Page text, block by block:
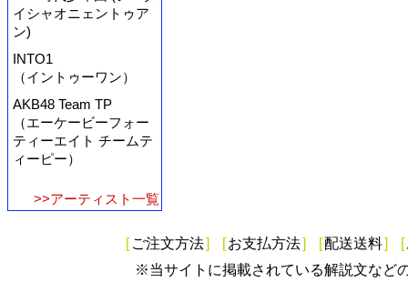
イシャオニェントゥア
ン)
INTO1
（イントゥーワン）
AKB48 Team TP
（エーケービーフォー
ティーエイト チームテ
ィーピー）
>>アーティスト一覧
[ ご注文方法] [お支払方法] [配送送料] [
※当サイトに掲載されている解説文など